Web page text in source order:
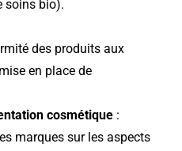
soins bio).
des produits aux
en place de
cosmétique :
marques sur les aspects